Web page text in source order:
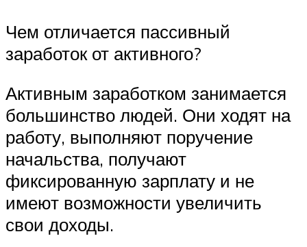
Чем отличается пассивный
заработок от активного?
Активным заработком занимается
большинство людей. Они ходят на
работу, выполняют поручение
начальства, получают
фиксированную зарплату и не
имеют возможности увеличить
свои доходы.